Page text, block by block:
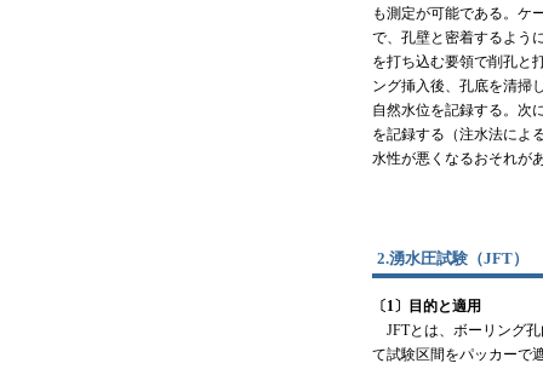
も測定が可能である。ケ
で、孔壁と密着するよう
を打ち込む要領で削孔と
ング挿入後、孔底を清掃
自然水位を記録する。次
を記録する（注水法によ
水性が悪くなるおそれが
2.湧水圧試験（JFT）
〔1〕目的と適用
JFTとは、ボーリング
て試験区間をパッカーで